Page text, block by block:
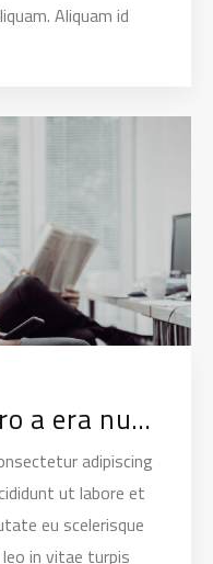
Aliquam id
Insdhts lectus untro a era nunc scelerisque viverra
adipiscing
ut labore et
eu scelerisque
in vitae turpis